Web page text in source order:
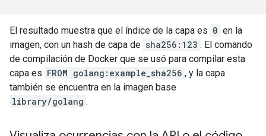
El resultado muestra que el índice de la capa es 0 en la
imagen, con un hash de capa de sha256:123 . El comando
de compilación de Docker que se usó para compilar esta
capa es FROM golang:example_sha256 , y la capa
también se encuentra en la imagen base
library/golang .